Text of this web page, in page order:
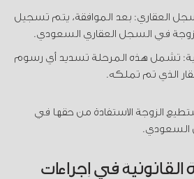
العقاري: بعد الموافقة، يتم تسجيل
في السجل العقاري السعودي.
تشمل هذه المرحلة تسديد أي رسوم
الذي تم تملكه.
الزوجة الاستفادة من حقها في
السعودي.
القانونية في إجراءات